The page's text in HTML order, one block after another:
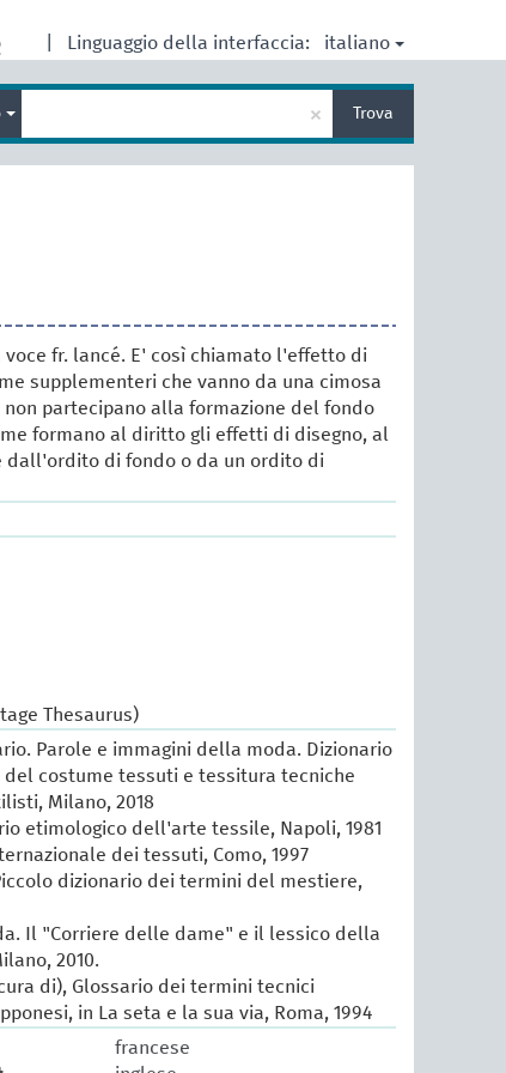
Linguaggio della interfaccia: italiano
termine
per
× Trova
voce fr. lancé. E' così chiamato l'effetto di
supplementeri che vanno da una cimosa
partecipano alla formazione del fondo
formano al diritto gli effetti di disegno, al
dall'ordito di fondo o da un ordito di
Thesaurus)
Parole e immagini della moda. Dizionario
costume tessuti e tessitura tecniche
Milano, 2018
etimologico dell'arte tessile, Napoli, 1981
dei tessuti, Como, 1997
dizionario dei termini del mestiere,
Il "Corriere delle dame" e il lessico della
2010.
di), Glossario dei termini tecnici
in La seta e la sua via, Roma, 1994
francese